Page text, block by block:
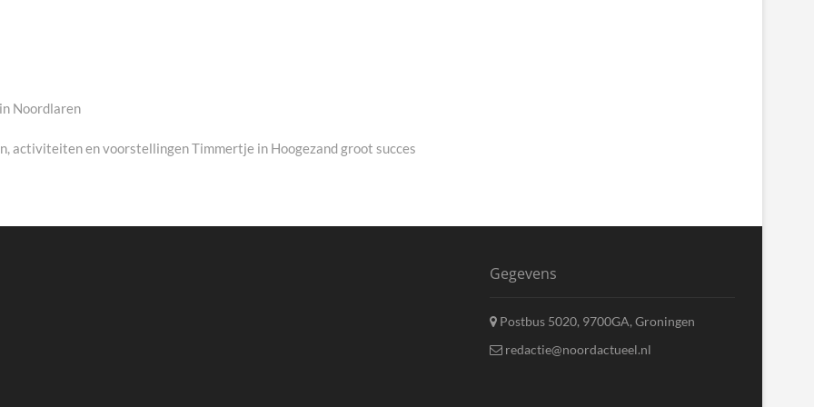
Noordlaren
activiteiten en voorstellingen Timmertje in Hoogezand groot succes
Gegevens
Postbus 5020, 9700GA, Groningen
redactie@noordactueel.nl